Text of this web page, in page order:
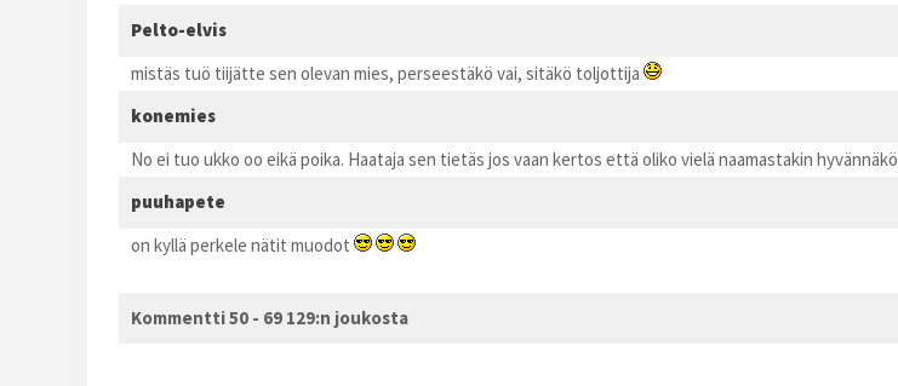
Pelto-elvis
mistäs tuö tiijätte sen olevan mies, perseestäkö vai, sitäkö toljottija
konemies
No ei tuo ukko oo eikä poika. Haataja sen tietäs jos vaan kertos että oliko vielä naamastakin
puuhapete
on kyllä perkele nätit muodot
Kommentti 50 - 69 129:n joukosta